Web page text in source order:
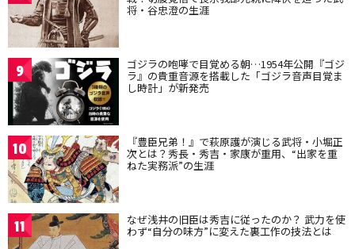
将・谷忠澄の生涯
9 ゴジラの咆哮で目覚める朝…1954年公開『ゴジ
ラ』の貴重音源を搭載した「ゴジラ音声目覚ま
し時計」が新発売
10 『豊臣兄弟！』で萩原護が演じる武将・小堀正
次とは？秀長・秀吉・家康が重用、“出家を重
ねた実務派”の生涯
11 なぜ浅井の旧臣は秀吉に従ったのか？ 武力を使
わず“自分の味方”に変えた裏工作の技法とは